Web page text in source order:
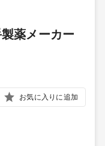
薬メーカー
お気に入りに追加